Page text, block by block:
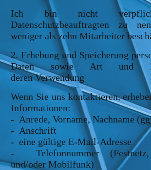
Ich bin nicht
Datenschutzbeauftragten zu
weniger als zehn Mitarbeiter
2. Erhebung und Speicherung
Daten sowie Art und
deren Verwendung
Wenn Sie uns kontaktieren,
Informationen:
- Anrede, Vorname, Nachname
- Anschrift
- eine gültige E-Mail-Adresse
- Telefonnummer (Festnetz,
und/oder Mobilfunk)